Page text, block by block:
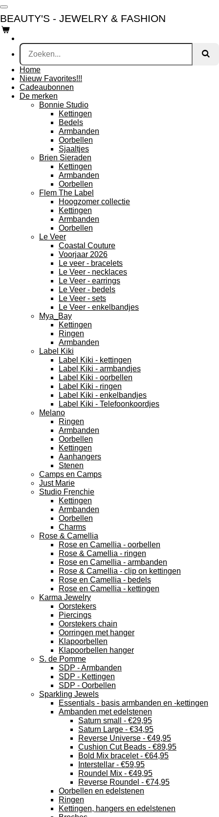
Ga
direct
naar
de
hoofdinhoud
BEAUTY'S - JEWELRY & FASHION
Home
Nieuw Favorites!!!
Cadeaubonnen
De merken
Bonnie Studio
Kettingen
Bedels
Armbanden
Oorbellen
Sjaaltjes
Brien Sieraden
Kettingen
Armbanden
Oorbellen
Flem The Label
Hoogzomer collectie
Kettingen
Armbanden
Oorbellen
Le Veer
Coastal Couture
Voorjaar 2026
Le veer - bracelets
Le Veer - necklaces
Le Veer - earrings
Le Veer - bedels
Le Veer - sets
Le Veer - enkelbandjes
Mya_Bay
Kettingen
Ringen
Armbanden
Label Kiki
Label Kiki - kettingen
Label Kiki - armbandjes
Label Kiki - oorbellen
Label Kiki - ringen
Label Kiki - enkelbandjes
Label Kiki - Telefoonkoordjes
Melano
Ringen
Armbanden
Oorbellen
Kettingen
Aanhangers
Stenen
Camps en Camps
Just Marie
Studio Frenchie
Kettingen
Armbanden
Oorbellen
Charms
Rose & Camellia
Rose en Camellia - oorbellen
Rose & Camellia - ringen
Rose en Camellia - armbanden
Rose & Camellia - clip on kettingen
Rose en Camellia - bedels
Rose en Camellia - kettingen
Karma Jewelry
Oorstekers
Piercings
Oorstekers chain
Oorringen met hanger
Klapoorbellen
Klapoorbellen hanger
S. de Pomme
SDP - Armbanden
SDP - Kettingen
SDP - Oorbellen
Sparkling Jewels
Essentials - basis armbanden en -kettingen
Ambanden met edelstenen
Saturn small - €29,95
Saturn Large - €34,95
Reverse Universe - €49,95
Cushion Cut Beads - €89,95
Bold Mix bracelet - €64,95
Interstellar - €59,95
Roundel Mix - €49,95
Reverse Roundel - €74,95
Oorbellen en edelstenen
Ringen
Kettingen, hangers en edelstenen